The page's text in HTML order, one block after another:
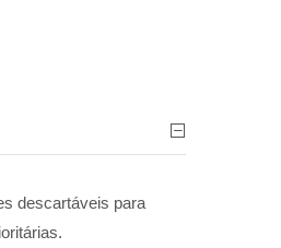
descartáveis para